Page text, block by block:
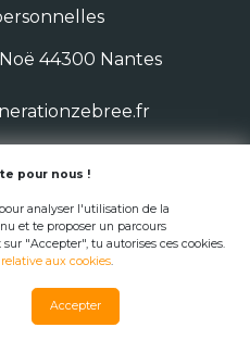
44300 Nantes
2026
pour nous !
analyser l'utilisation de la
et te proposer un parcours
"Accepter", tu autorises ces cookies.
aux cookies.
Accepter